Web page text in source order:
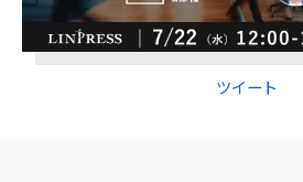
事例
ツイート